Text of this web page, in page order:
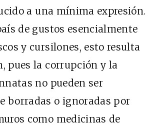
a una mínima expresión.
de gustos esencialmente
y cursilones, esto resulta
pues la corrupción y la
no pueden ser
borradas o ignoradas por
como medicinas de